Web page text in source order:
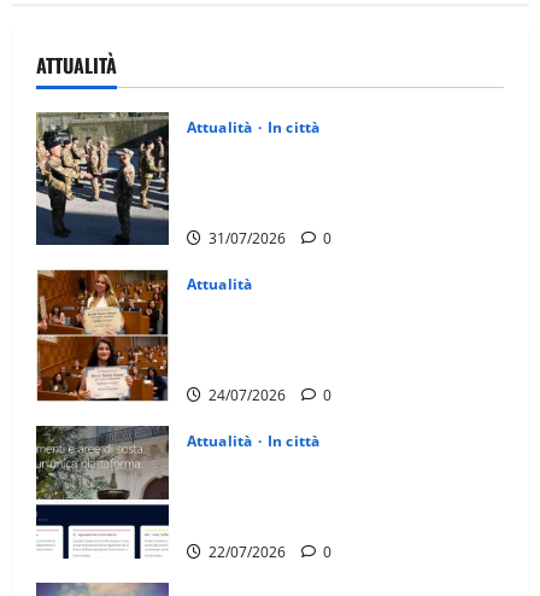
ATTUALITÀ
Attualità In città
31/07/2026 0
Attualità
24/07/2026 0
Attualità In città
22/07/2026 0